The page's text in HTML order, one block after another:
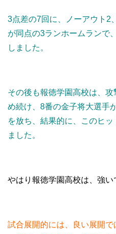
3点差の7回に、ノーアウト2
が同点の3ランホームランで
しました。
その後も報徳学園高校は、
め続け、8番の金子将大選手
を放ち、結果的に、このヒ
ました。
やはり報徳学園高校は、強い
試合展開的には、良い展開